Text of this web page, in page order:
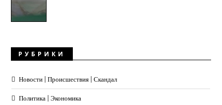
РУБРИКИ
Новости | Происшествия | Скандал
Политика | Экономика